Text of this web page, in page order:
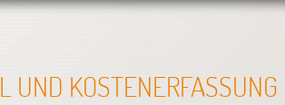
UND KOSTENERFASSUNG